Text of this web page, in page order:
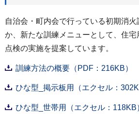
自治会・町内会で行っている初期消
か、新たな訓練メニューとして、住
点検の実施を提案しています。
訓練方法の概要（PDF：216KB）
ひな型_掲示板用（エクセル：
ひな型_世帯用（エクセル：118KB